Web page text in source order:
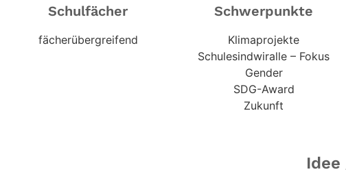
Schulfächer
fächerübergreifend
Schwerpunkte
Klimaprojekte
Schulesindwiralle – Fokus
Gender
SDG-Award
Zukunft